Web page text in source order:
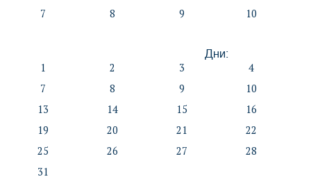
7
8 9 10
Дни:
1 2 3
4
7
8 9
10
13
14 15
16
19
20 21
22
25
26 27
28
31